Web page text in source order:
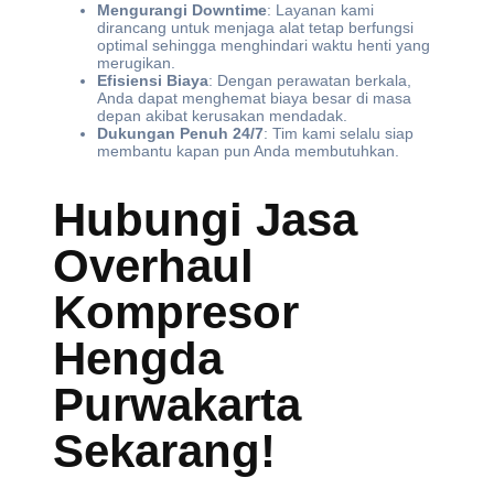
Mengurangi Downtime: Layanan kami
dirancang untuk menjaga alat tetap berfungsi
optimal sehingga menghindari waktu henti yang
merugikan.
Efisiensi Biaya: Dengan perawatan berkala,
Anda dapat menghemat biaya besar di masa
depan akibat kerusakan mendadak.
Dukungan Penuh 24/7: Tim kami selalu siap
membantu kapan pun Anda membutuhkan.
Hubungi Jasa
Overhaul
Kompresor
Hengda
Purwakarta
Sekarang!